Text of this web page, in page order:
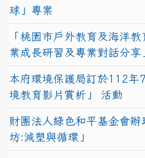
球」專案
「桃園市戶外教育及海洋
業成長研習及專業對話分享
本府環境保護局訂於112年
境教育影片賞析」 活動
財團法人綠色和平基金會
坊:減塑與循環」